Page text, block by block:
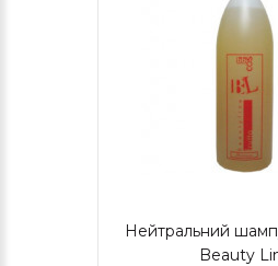
Нейтральний
Beauty